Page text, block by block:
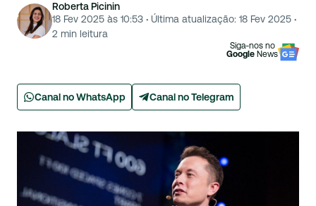
Roberta Picinin
18 Fev 2025 às 10:53 · Última atualização: 18 Fev 2025 ·
2 min leitura
Siga-nos no
Google News
Canal no WhatsApp Canal no Telegram